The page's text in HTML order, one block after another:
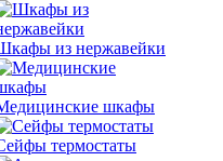
из нержавейки
шкафы
термостаты